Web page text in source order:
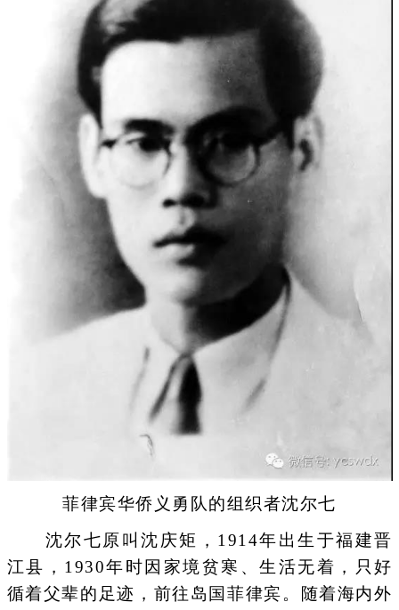
菲律宾华侨义勇队的组织者沈尔七
沈尔七原叫沈庆矩，1914年出生于福建晋
江县，1930年时因家境贫寒、生活无着，只好
循着父辈的足迹，前往岛国菲律宾。随着海内外